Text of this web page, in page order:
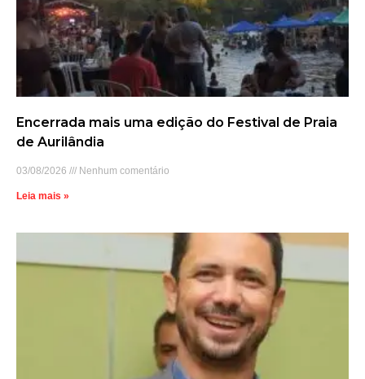
Encerrada mais uma edição do Festival de Praia
de Aurilândia
03/08/2026 Nenhum comentário
Leia mais »